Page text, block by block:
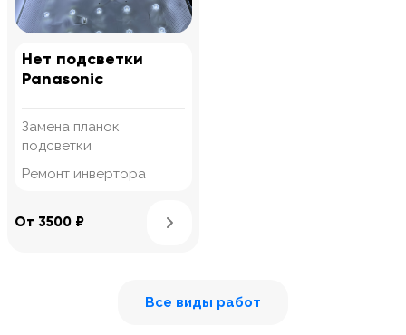
Нет подсветки
Panasonic
Замена планок
подсветки
Ремонт инвертора
От 3500 ₽
Все виды работ